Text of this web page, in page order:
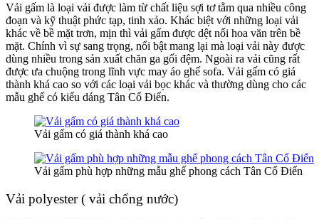
Vải gấm là loại vải được làm từ chất liệu sợi tơ tằm qua nhiều công
đoạn và kỹ thuật phức tạp, tinh xảo. Khác biệt với những loại vải
khác về bề mặt trơn, mịn thì vải gấm được dệt nổi hoa văn trên bề
mặt. Chính vì sự sang trọng, nổi bật mang lại mà loại vải này được
dùng nhiều trong sản xuất chăn ga gối đệm. Ngoài ra vải cũng rất
được ưa chuộng trong lĩnh vực may áo ghế sofa. Vải gấm có giá
thành khá cao so với các loại vải bọc khác và thường dùng cho các
mẫu ghế có kiểu dáng Tân Cổ Điển.
Vải gấm có giá thành khá cao
Vải gấm phù hợp những mẫu ghế phong cách Tân Cổ Điển
Vải polyester ( vải chống nước)